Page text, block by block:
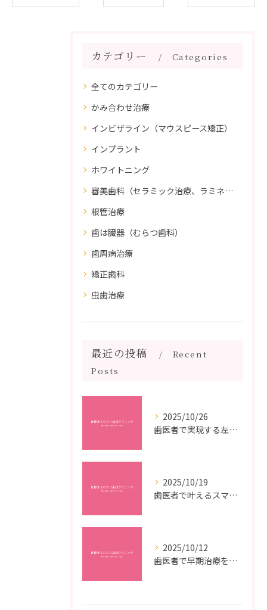
カテゴリー Categories
全てのカテゴリー
かみ合わせ治療
インビザライン（マウスピース矯正）
インプラント
ホワイトニング
審美歯科（セラミック治療、ラミネートべニア、ダイレクトボンディング）
根管治療
歯は臓器（むらつ歯科）
歯周病治療
矯正歯科
虫歯治療
最近の投稿
Recent
Posts
2025/10/26
歯医者で実現する左右対称治療のポイントと矯正治療選びの疑問解決ガイド
2025/10/19
歯医者で叶えるスマイルメイクオーバーなら福岡県福岡市博多区博多駅前の最新矯正治療解説
2025/10/12
歯医者で早期治療を受けるメリットと虫歯悪化を防ぐ最短ステップ